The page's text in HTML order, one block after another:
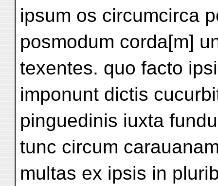
ipsum os circumcirca
posmodum corda[m]
texentes. quo facto ipsi
imponunt dictis
pinguedinis iuxta
tunc circum
multas ex ipsis in